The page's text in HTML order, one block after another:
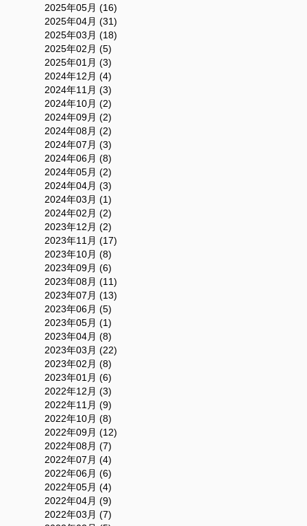
2025年05月 (16)
2025年04月 (31)
2025年03月 (18)
2025年02月 (5)
2025年01月 (3)
2024年12月 (4)
2024年11月 (3)
2024年10月 (2)
2024年09月 (2)
2024年08月 (2)
2024年07月 (3)
2024年06月 (8)
2024年05月 (2)
2024年04月 (3)
2024年03月 (1)
2024年02月 (2)
2023年12月 (2)
2023年11月 (17)
2023年10月 (8)
2023年09月 (6)
2023年08月 (11)
2023年07月 (13)
2023年06月 (5)
2023年05月 (1)
2023年04月 (8)
2023年03月 (22)
2023年02月 (8)
2023年01月 (6)
2022年12月 (3)
2022年11月 (9)
2022年10月 (8)
2022年09月 (12)
2022年08月 (7)
2022年07月 (4)
2022年06月 (6)
2022年05月 (4)
2022年04月 (9)
2022年03月 (7)